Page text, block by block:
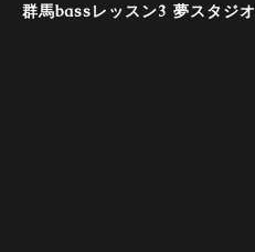
群馬bassレッスン3 夢スタジオ